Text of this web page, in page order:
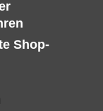
Shop-